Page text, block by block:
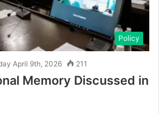
Policy
April 9th, 2026 211
Memory Discussed in